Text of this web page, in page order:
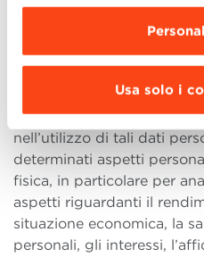
Usa solo i
europeo 679/2016.
3.2 Per realizzare il
servizio richiesto, BBS
Regolamento come
automatizzato di dati
nell’utilizzo di tali dati
determinati aspetti
fisica, in particolare per
aspetti riguardanti il
situazione economica, la
personali, gli interessi,